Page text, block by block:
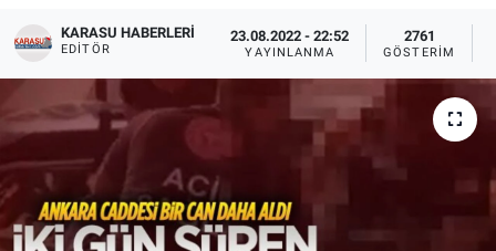
KARASU HABERLERI
EDITÖR
23.08.2022 - 22:52
YAYINLANMA
2761
GÖSTERIM